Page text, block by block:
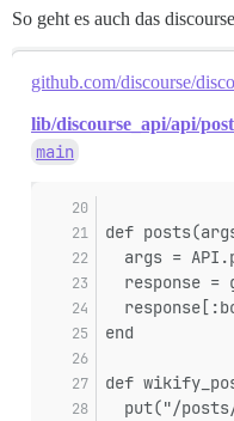
So geht es auch das
github.com/discourse/
lib/discourse_api/api/
main
def
args =
response =
end
def
put("/